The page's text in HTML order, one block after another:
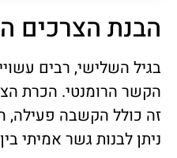
הבנת הצרכים
בגיל השלישי, רבים
הקשר הרומנטי. הכרת
זה כולל הקשבה פעילה,
ניתן לבנות גשר אמיתי